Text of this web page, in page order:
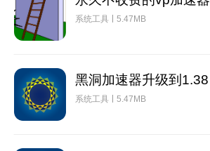
系统工具 5.47MB
黑洞加速器升级到1.38
系统工具 5.47MB